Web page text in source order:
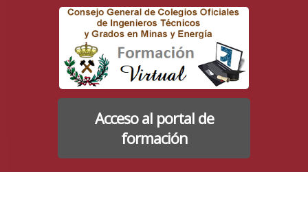
Acceso al portal de
formación